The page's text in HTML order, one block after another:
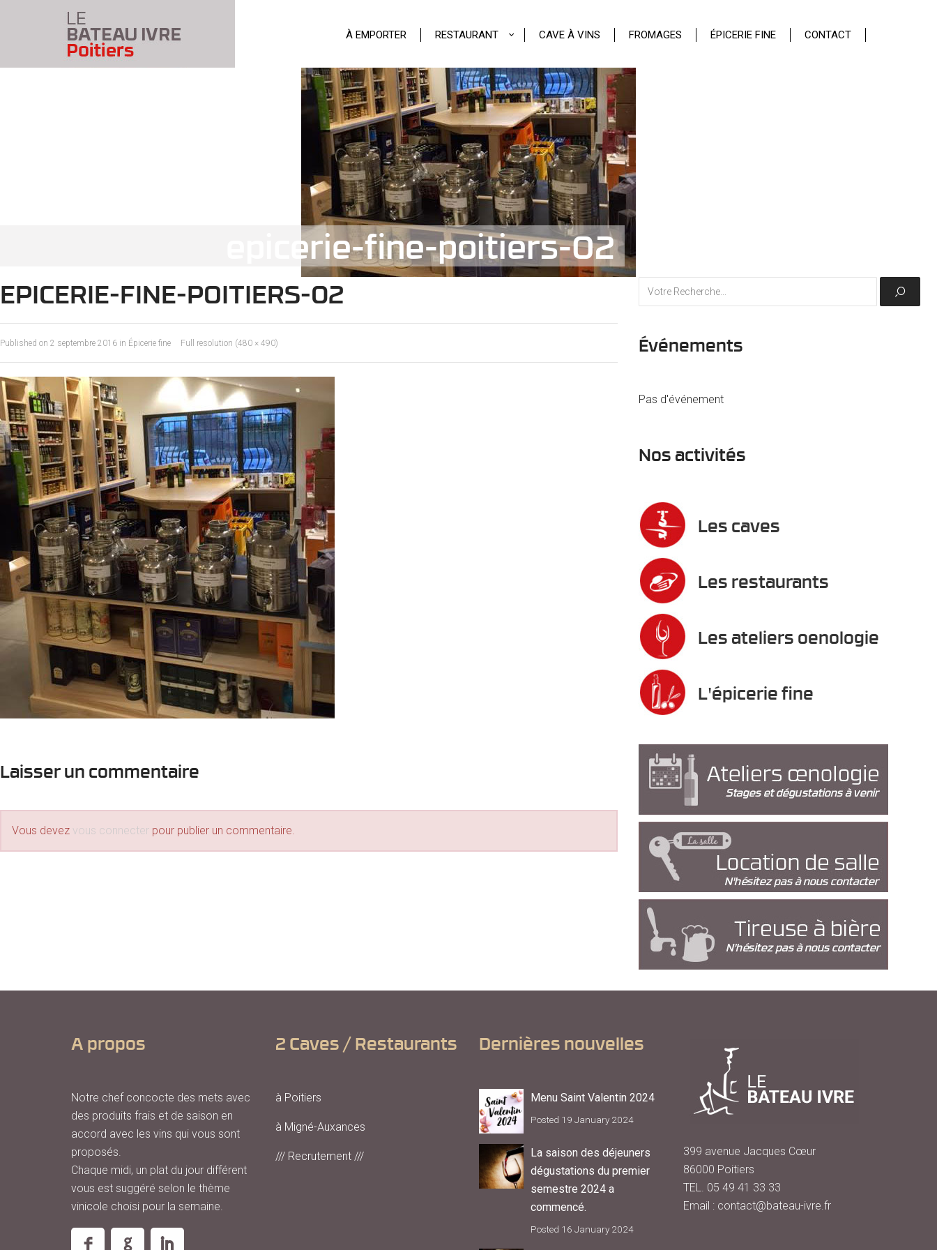
À EMPORTER RESTAURANT CAVE À VINS FROMAGES ÉPICERIE FINE CONTACT
epicerie-fine-poitiers-02
EPICERIE-FINE-POITIERS-02
Published on 2 septembre 2016 in Épicerie fine Full resolution (480 × 490)
Laisser un commentaire
Vous devez vous connecter pour publier un commentaire.
Événements
Pas d'événement
Nos activités
Les caves
Les restaurants
Les ateliers oenologie
L'épicerie fine
A propos
Notre chef concocte des mets avec
des produits frais et de saison en
accord avec les vins qui vous sont
proposés.
Chaque midi, un plat du jour différent
vous est suggéré selon le thème
vinicole choisi pour la semaine.
2 Caves / Restaurants
à Poitiers
à Migné-Auxances
/// Recrutement ///
Dernières nouvelles
Menu Saint Valentin 2024
Posted 19 January 2024
La saison des déjeuners
dégustations du premier
semestre 2024 a
commencé.
Posted 16 January 2024
399 avenue Jacques Cœur
86000 Poitiers
TEL. 05 49 41 33 33
Email : contact@bateau-ivre.fr